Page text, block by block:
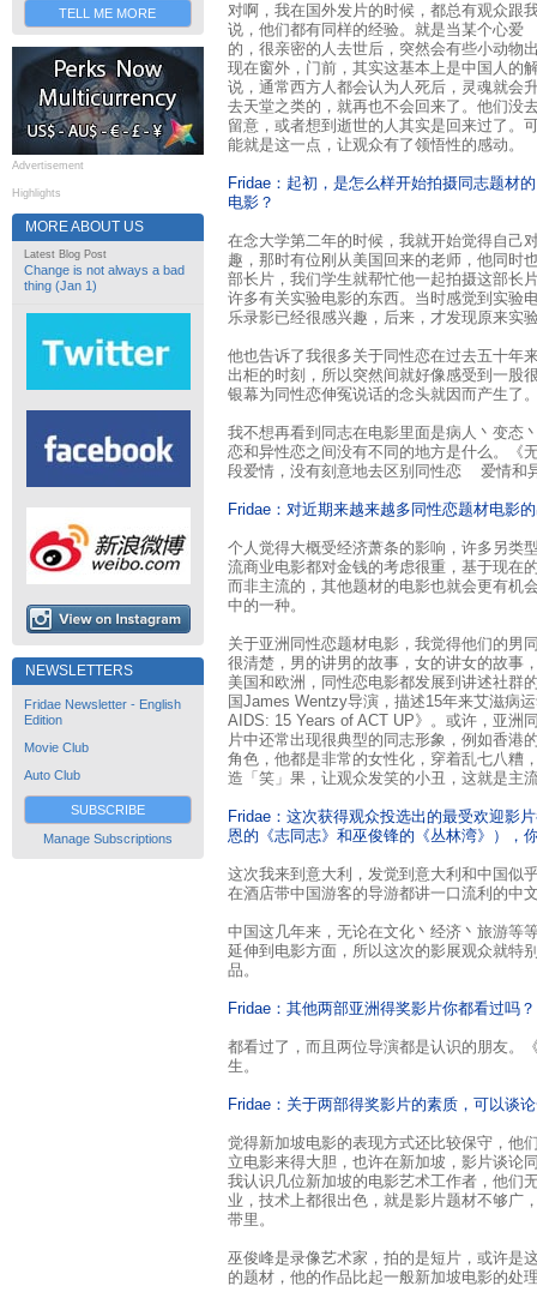
TELL ME MORE
Advertisement
Highlights
MORE ABOUT US
Latest Blog Post
Change is not always a bad
thing (Jan 1)
NEWSLETTERS
Fridae Newsletter - English
Edition
Movie Club
Auto Club
SUBSCRIBE
Manage Subscriptions
对啊，我在国外发片的时候，都总有观众跟
说，他们都有同样的经验。就是当某个心爱
的，很亲密的人去世后，突然会有些小动物
现在窗外，门前，其实这基本上是中国人的
说，通常西方人都会认为人死后，灵魂就会
去天堂之类的，就再也不会回来了。他们没
留意，或者想到逝世的人其实是回来过了。
能就是这一点，让观众有了领悟性的感动。
Fridae：起初，是怎么样开始拍摄同志题材的
电影？
在念大学第二年的时候，我就开始觉得自己
趣，那时有位刚从美国回来的老师，他同时
部长片，我们学生就帮忙他一起拍摄这部长
许多有关实验电影的东西。当时感觉到实验
乐录影已经很感兴趣，后来，才发现原来实
他也告诉了我很多关于同性恋在过去五十年
出柜的时刻，所以突然间就好像感受到一股
银幕为同性恋伸冤说话的念头就因而产生了
我不想再看到同志在电影里面是病人丶变态
恋和异性恋之间没有不同的地方是什么。《
段爱情，没有刻意地去区别同性恋 爱情和
Fridae：对近期来越来越多同性恋题材电影
个人觉得大概受经济萧条的影响，许多另类
流商业电影都对金钱的考虑很重，基于现在
而非主流的，其他题材的电影也就会更有机
中的一种。
关于亚洲同性恋题材电影，我觉得他们的男
很清楚，男的讲男的故事，女的讲女的故事
美国和欧洲，同性恋电影都发展到讲述社群
国James Wentzy导演，描述15年来艾滋病
AIDS: 15 Years of ACT UP》。或许，亚
片中还常出现很典型的同志形象，例如香港
角色，他都是非常的女性化，穿着乱七八糟
造「笑」果，让观众发笑的小丑，这就是主
Fridae：这次获得观众投选出的最受欢迎影
恩的《志同志》和巫俊锋的《丛林湾》），
这次我来到意大利，发觉到意大利和中国似
在酒店带中国游客的导游都讲一口流利的中
中国这几年来，无论在文化丶经济丶旅游等
延伸到电影方面，所以这次的影展观众就特
品。
Fridae：其他两部亚洲得奖影片你都看过吗？
都看过了，而且两位导演都是认识的朋友。
生。
Fridae：关于两部得奖影片的素质，可以谈
觉得新加坡电影的表现方式还比较保守，他
立电影来得大胆，也许在新加坡，影片谈论
我认识几位新加坡的电影艺术工作者，他们
业，技术上都很出色，就是影片题材不够广
带里。
巫俊峰是录像艺术家，拍的是短片，或许是
的题材，他的作品比起一般新加坡电影的处